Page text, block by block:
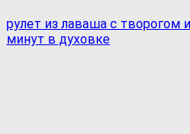
рулет из лаваша с творогом
минут в духовке